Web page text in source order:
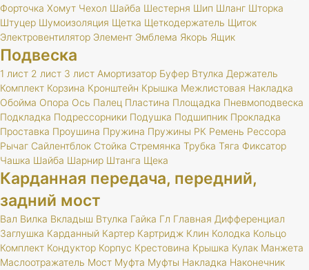
Форточка Хомут Чехол Шайба Шестерня Шип Шланг Шторка
Штуцер Шумоизоляция Щетка Щеткодержатель Щиток
Электровентилятор Элемент Эмблема Якорь Ящик
Подвеска
1 лист 2 лист 3 лист Амортизатор Буфер Втулка Держатель
Комплект Корзина Кронштейн Крышка Межлистовая Накладка
Обойма Опора Ось Палец Пластина Площадка Пневмоподвеска
Подкладка Подрессорники Подушка Подшипник Прокладка
Проставка Проушина Пружина Пружины РК Ремень Рессора
Рычаг Сайлентблок Стойка Стремянка Трубка Тяга Фиксатор
Чашка Шайба Шарнир Штанга Щека
Карданная передача, передний,
задний мост
Вал Вилка Вкладыш Втулка Гайка Гл Главная Дифференциал
Заглушка Карданный Картер Картридж Клин Колодка Кольцо
Комплект Кондуктор Корпус Крестовина Крышка Кулак Манжета
Маслоотражатель Мост Муфта Муфты Накладка Наконечник